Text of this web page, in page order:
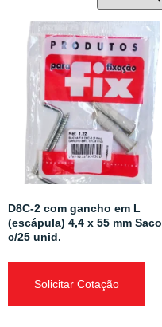
D8C-2 com gancho em L
(escápula) 4,4 x 55 mm Saco
c/25 unid.
Solicitar Cotação